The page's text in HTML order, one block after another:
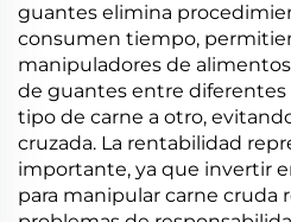
guantes elimina
consumen tiempo,
manipuladores de
de guantes entre diferentes
tipo de carne a otro,
cruzada. La rentabilidad
importante, ya que invertir
para manipular carne cruda